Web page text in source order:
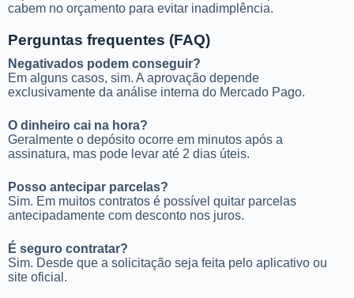
cabem no orçamento para evitar inadimplência.
Perguntas frequentes (FAQ)
Negativados podem conseguir?
Em alguns casos, sim. A aprovação depende
exclusivamente da análise interna do Mercado Pago.
O dinheiro cai na hora?
Geralmente o depósito ocorre em minutos após a
assinatura, mas pode levar até 2 dias úteis.
Posso antecipar parcelas?
Sim. Em muitos contratos é possível quitar parcelas
antecipadamente com desconto nos juros.
É seguro contratar?
Sim. Desde que a solicitação seja feita pelo aplicativo ou
site oficial.